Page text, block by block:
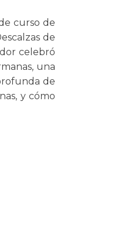
curso de
de
celebró
una
de
y cómo